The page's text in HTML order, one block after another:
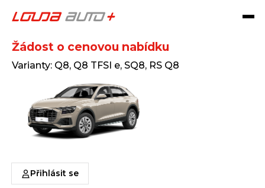
Q8
Žádost o cenovou nabídku
Varianty: Q8, Q8 TFSI e, SQ8, RS Q8
Přihlásit se